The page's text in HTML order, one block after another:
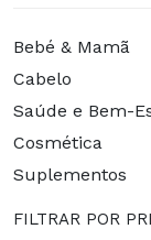
Bebé & Mamã
Cabelo
Saúde e Bem-
Cosmética
Suplementos
FILTRAR POR